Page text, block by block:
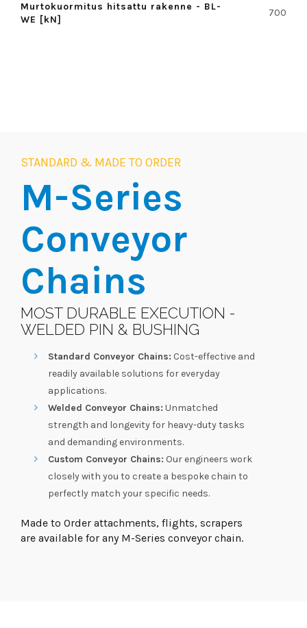
Murtokuormitus hitsattu rakenne - BL-
WE [kN]
700
STANDARD & MADE TO ORDER
M-Series
Conveyor
Chains
MOST DURABLE EXECUTION -
WELDED PIN & BUSHING
Standard Conveyor Chains: Cost-effective and
readily available solutions for everyday
applications.
Welded Conveyor Chains: Unmatched
strength and longevity for heavy-duty tasks
and demanding environments.
Custom Conveyor Chains: Our engineers work
closely with you to create a bespoke chain to
perfectly match your specific needs.
Made to Order attachments, flights, scrapers
are available for any M-Series conveyor chain.